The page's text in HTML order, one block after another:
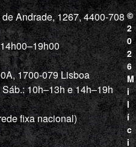
Andrade, 1267, 4400-708
1700-079 Lisboa
10h–13h e 14h–19h
fixa nacional)
©
2
0
2
6
M
i
l
í
c
i